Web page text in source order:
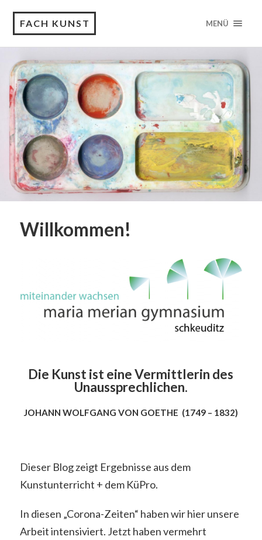
FACH KUNST MENÜ
Willkommen!
Die Kunst ist eine Vermittlerin des
Unaussprechlichen.
JOHANN WOLFGANG VON GOETHE (1749 – 1832)
Dieser Blog zeigt Ergebnisse aus dem
Kunstunterricht + dem KüPro.
In diesen „Corona-Zeiten“ haben wir hier unsere
Arbeit intensiviert. Jetzt haben vermehrt